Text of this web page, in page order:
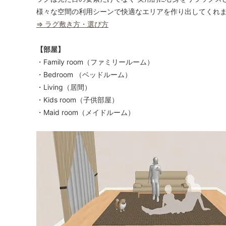
様々な空間の利用シーンで快適なエリアを作り出してくれ
⇒ ラグ敷き方・選び方
【部屋】
・Family room（ファミリールーム）
・Bedroom （ベッドルーム）
・Living（居間）
・Kids room（子供部屋）
・Maid room（メイドルーム）